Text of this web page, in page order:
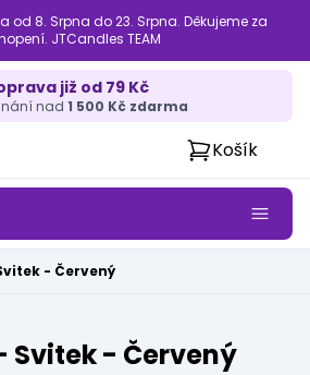
od 8. Srpna do 23. Srpna. Děkujeme za
JTCandles TEAM
již od 79 Kč
nad 1 500 Kč zdarma
Košík
- Červený
Svitek - Červený